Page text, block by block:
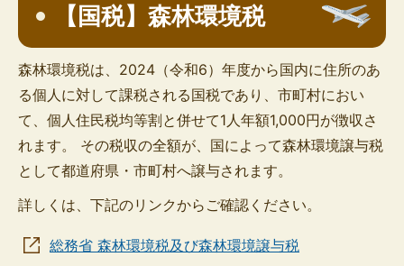
【国税】森林環境税
森林環境税は、2024（令和6）年度から国内に住所のあ
る個人に対して課税される国税であり、市町村におい
て、個人住民税均等割と併せて1人年額1,000円が徴収さ
れます。 その税収の全額が、国によって森林環境譲与税
として都道府県・市町村へ譲与されます。
詳しくは、下記のリンクからご確認ください。
総務省 森林環境税及び森林環境譲与税